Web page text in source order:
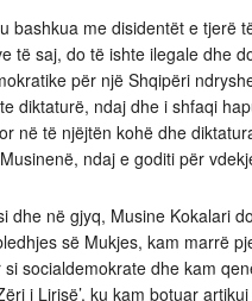
bashkua me disidentët e tjerë
të saj, do të ishte ilegale dhe
për një Shqipëri
diktaturë, ndaj dhe i shfaqi
në të njëjtën kohë dhe
ndaj e goditi për
dhe në gjyq, Musine Kokalari
së Mukjes, kam marrë
si socialdemokrate dhe kam
i Lirisë’, ku kam botuar